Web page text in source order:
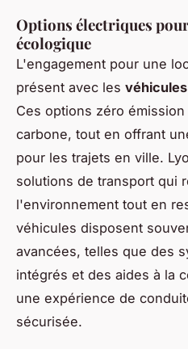
Options électriques
écologique
L'engagement pour une
présent avec les
Ces options zéro
carbone, tout en offrant
pour les trajets en ville.
solutions de transport qui
l'environnement tout en
véhicules disposent
avancées, telles que des
intégrés et des aides à la
une expérience de
sécurisée.